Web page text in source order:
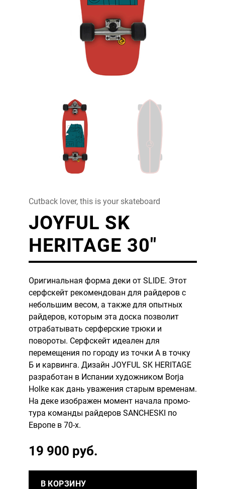
Cutback lover, this is your skateboard
JOYFUL SK
HERITAGE 30″
Оригинальная форма деки от SLIDE. Этот
серфскейт рекомендован для райдеров с
небольшим весом, а также для опытных
райдеров, которым эта доска позволит
отрабатывать серферские трюки и
повороты. Серфскейт идеален для
перемещения по городу из точки А в точку
Б и карвинга. Дизайн JOYFUL SK HERITAGE
разработан в Испании художником Borja
Holke как дань уважения старым временам.
На деке изображен момент начала промо-
тура команды райдеров SANCHESKI по
Европе в 70-х.
19 900 руб.
В КОРЗИНУ